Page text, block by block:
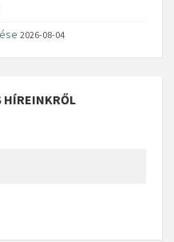
2026-08-04
HÍREINKRŐL